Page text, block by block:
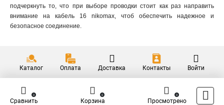
подчеркнуть то, что при выборе проводки стоит как раз направить
внимание на кабель 16 nikomax, чтоб обеспечить надежное и
безопасное соединение.
Каталог Оплата Доставка Контакты Войти
Сравнить
0
Корзина
0
Просмотрено
0